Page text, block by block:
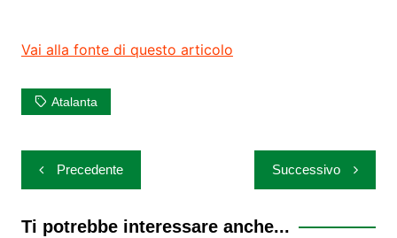
Vai alla fonte di questo articolo
Atalanta
Navigazione
articoli
Precedente Successivo
Ti potrebbe interessare anche...